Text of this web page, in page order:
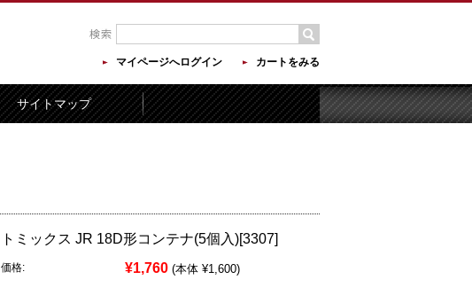
マイページへログイン カートをみる
サイトマップ
トミックス JR 18D形コンテナ(5個入)[3307]
価格: ¥1,760 (本体 ¥1,600)